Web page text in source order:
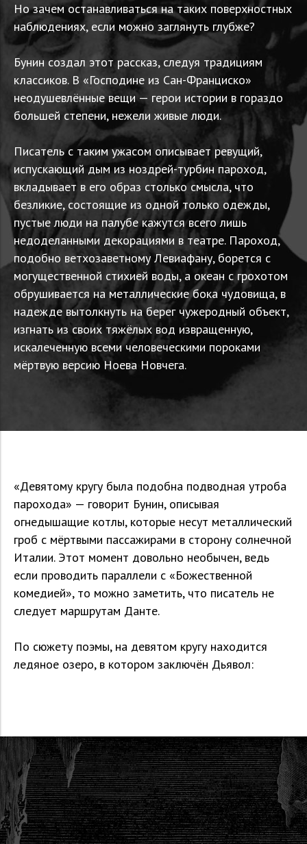
Но зачем останавливаться на таких поверхностных
наблюдениях, если можно заглянуть глубже?
Бунин создал этот рассказ, следуя традициям
классиков. В «Господине из Сан-Франциско»
неодушевлённые вещи — герои истории в гораздо
большей степени, нежели живые люди.
Писатель с таким ужасом описывает ревущий,
испускающий дым из ноздрей-турбин пароход,
вкладывает в его образ столько смысла, что
безликие, состоящие из одной только одежды,
пустые люди на палубе кажутся всего лишь
недоделанными декорациями в театре. Пароход,
подобно ветхозаветному Левиафану, борется с
могущественной стихией воды, а океан с грохотом
обрушивается на металлические бока чудовища, в
надежде вытолкнуть на берег чужеродный объект,
изгнать из своих тяжёлых вод извращенную,
искалеченную всеми человеческими пороками
мёртвую версию Ноева Новчега.
«Девятому кругу была подобна подводная утроба
парохода» — говорит Бунин, описывая
огнедышащие котлы, которые несут металлический
гроб с мёртвыми пассажирами в сторону солнечной
Италии. Этот момент довольно необычен, ведь
если проводить параллели с «Божественной
комедией», то можно заметить, что писатель не
следует маршрутам Данте.
По сюжету поэмы, на девятом кругу находится
ледяное озеро, в котором заключён Дьявол: